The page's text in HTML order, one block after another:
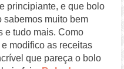
principiante, e que bolo
sabemos muito bem
e tudo mais. Como
modifico as receitas
que pareça o bolo